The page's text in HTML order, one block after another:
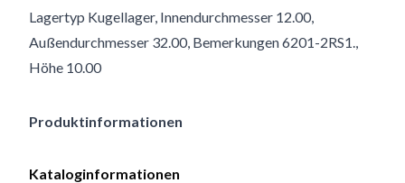
Lagertyp Kugellager, Innendurchmesser 12.00,
Außendurchmesser 32.00, Bemerkungen 6201-2RS1.,
Höhe 10.00
Produktinformationen
Kataloginformationen